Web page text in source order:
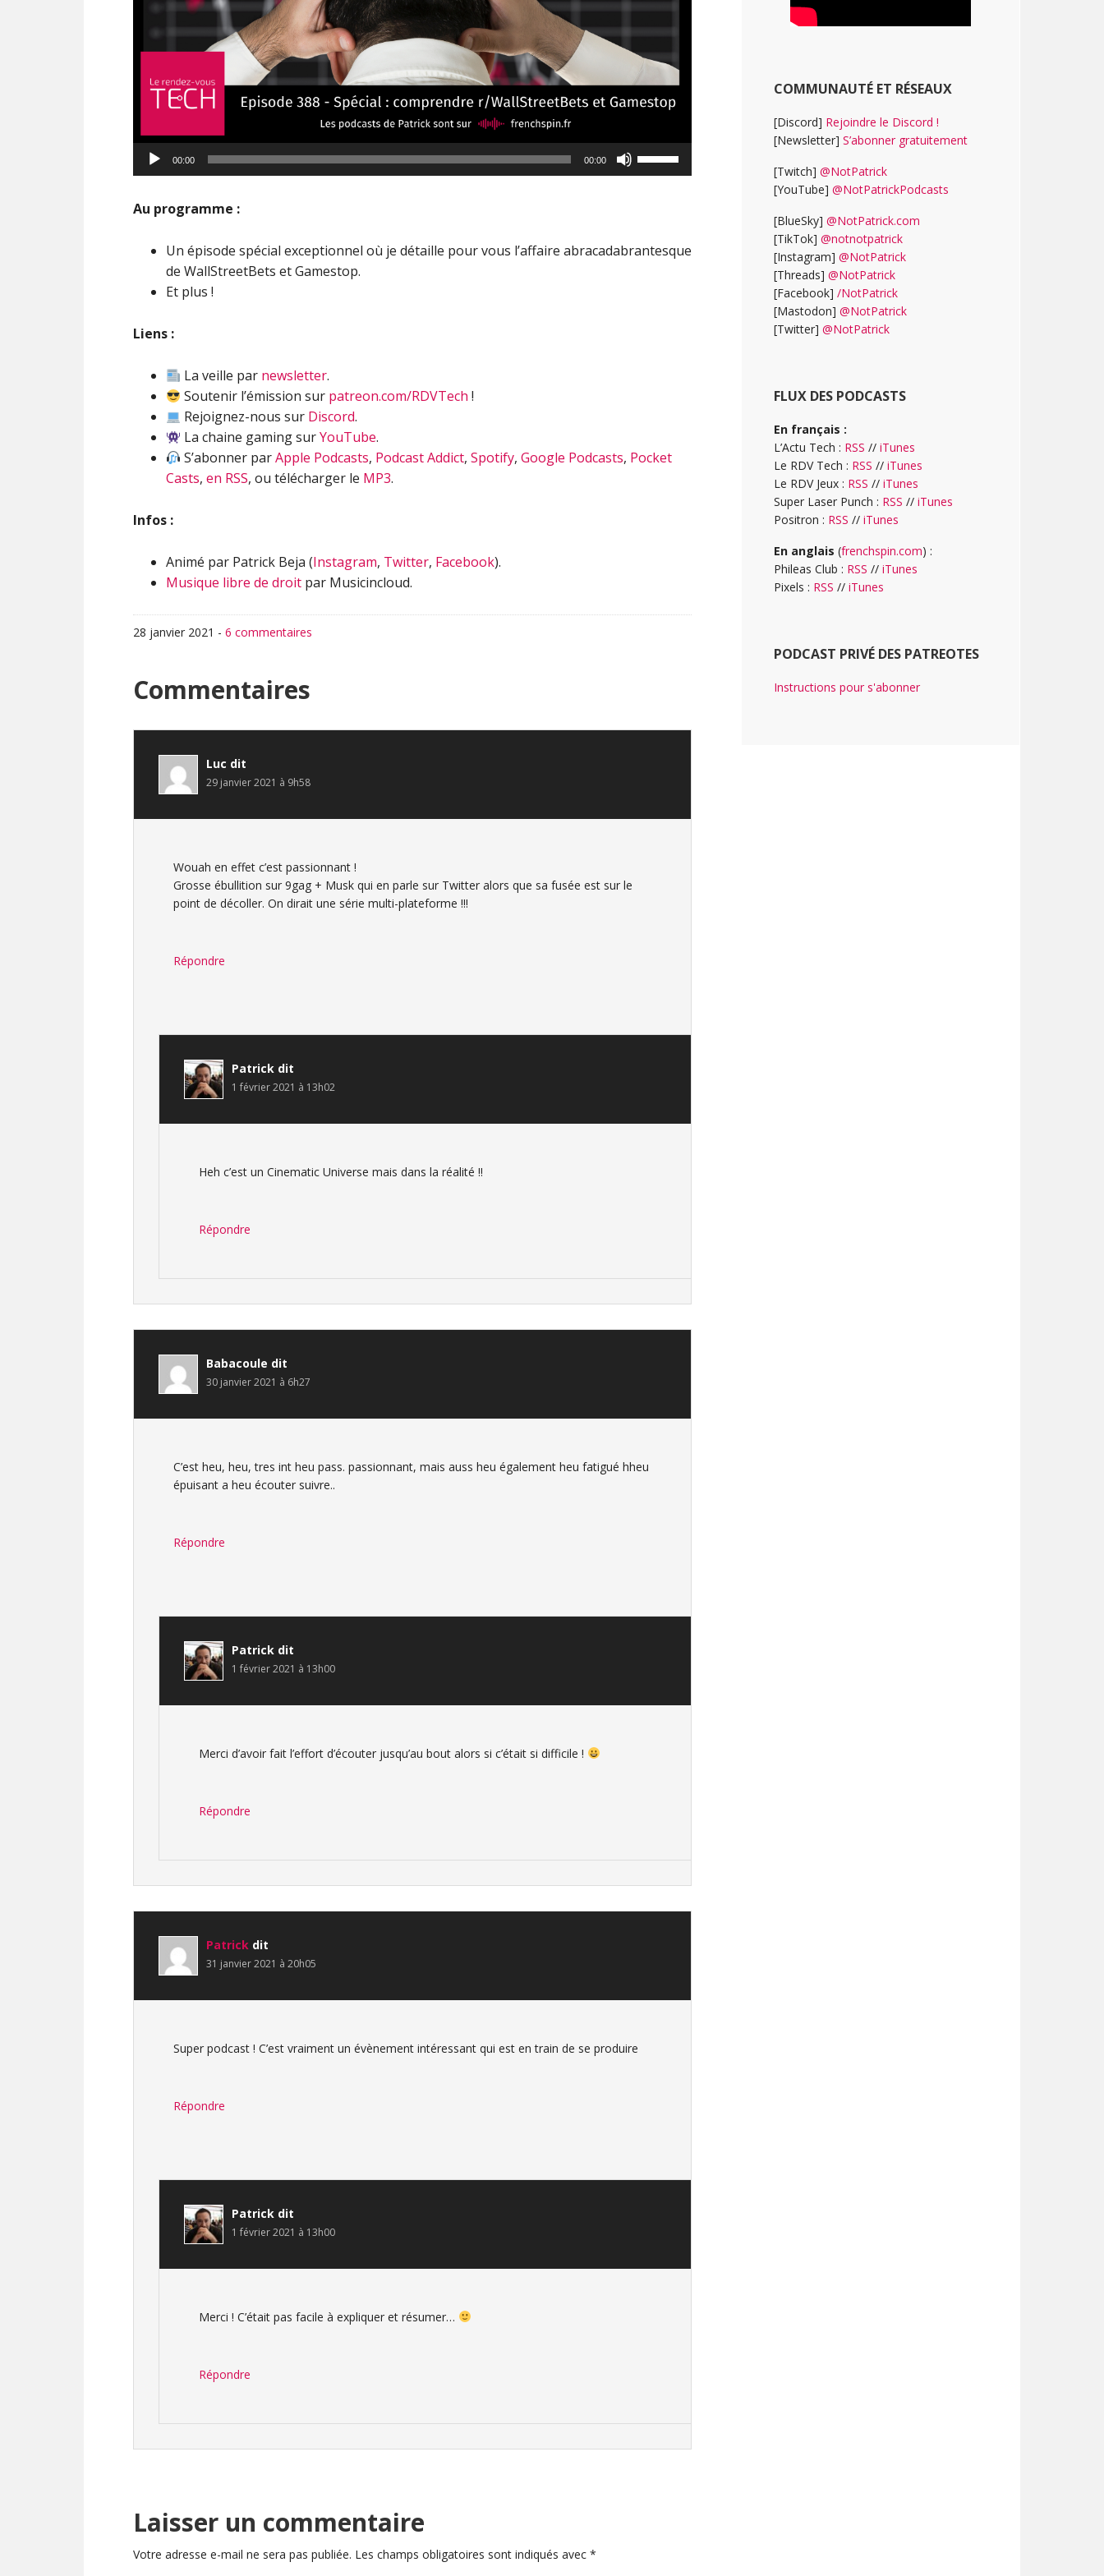
Lecteur
audio
00:00 00:00
les
augmenter
Au programme :
Un épisode spécial exceptionnel où je détaille pour vous l’affaire abracadabrantesque
de WallStreetBets et Gamestop.
Et plus !
Liens :
La veille par newsletter.
Soutenir l’émission sur patreon.com/RDVTech !
Rejoignez-nous sur Discord.
La chaine gaming surYouTube.
S’abonner parApple Podcasts, Podcast Addict,Spotify,Google Podcasts, Pocket
Casts, en RSS, ou télécharger le MP3.
Infos :
Animé par Patrick Beja (Instagram, Twitter, Facebook).
Musique libre de droit par Musicincloud.
28 janvier 2021 - 6 commentaires
Interactions
du
lecteur
Commentaires
Luc dit
29 janvier 2021 à 9h58
Wouah en effet c’est passionnant !
Grosse ébullition sur 9gag + Musk qui en parle sur Twitter alors que sa fusée est sur le
point de décoller. On dirait une série multi-plateforme !!!
Répondre
Patrick dit
1 février 2021 à 13h02
Heh c’est un Cinematic Universe mais dans la réalité !!
Répondre
Babacoule dit
30 janvier 2021 à 6h27
C’est heu, heu, tres int heu pass. passionnant, mais auss heu également heu fatigué hheu
épuisant a heu écouter suivre..
Répondre
Patrick dit
1 février 2021 à 13h00
Merci d’avoir fait l’effort d’écouter jusqu’au bout alors si c’était si difficile !
Répondre
Patrick dit
31 janvier 2021 à 20h05
Super podcast ! C’est vraiment un évènement intéressant qui est en train de se produire
Répondre
Patrick dit
1 février 2021 à 13h00
Merci ! C’était pas facile à expliquer et résumer…
Répondre
Laisser un commentaire
Votre adresse e-mail ne sera pas publiée. Les champs obligatoires sont indiqués avec *
COMMUNAUTÉ ET RÉSEAUX
[Discord] Rejoindre le Discord !
[Newsletter] S’abonner gratuitement
[Twitch] @NotPatrick
[YouTube] @NotPatrickPodcasts
[BlueSky] @NotPatrick.com
[TikTok] @notnotpatrick
[Instagram] @NotPatrick
[Threads] @NotPatrick
[Facebook] /NotPatrick
[Mastodon] @NotPatrick
[Twitter] @NotPatrick
FLUX DES PODCASTS
En français :
L’Actu Tech : RSS // iTunes
Le RDV Tech : RSS // iTunes
Le RDV Jeux : RSS // iTunes
Super Laser Punch : RSS // iTunes
Positron : RSS // iTunes
En anglais (frenchspin.com) :
Phileas Club : RSS // iTunes
Pixels : RSS // iTunes
PODCAST PRIVÉ DES PATREOTES
Instructions pour s'abonner